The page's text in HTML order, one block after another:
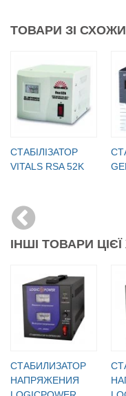
ТОВАРИ ЗІ
СТАБІЛІЗАТОР
VITALS RSA 52K
ІНШІ ТОВАРИ ЦІЄЇ
СТАБИЛИЗАТОР
НАПРЯЖЕНИЯ